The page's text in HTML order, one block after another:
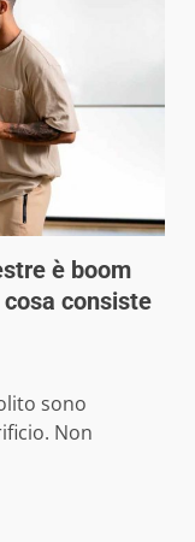
è boom
consiste
sono
Non